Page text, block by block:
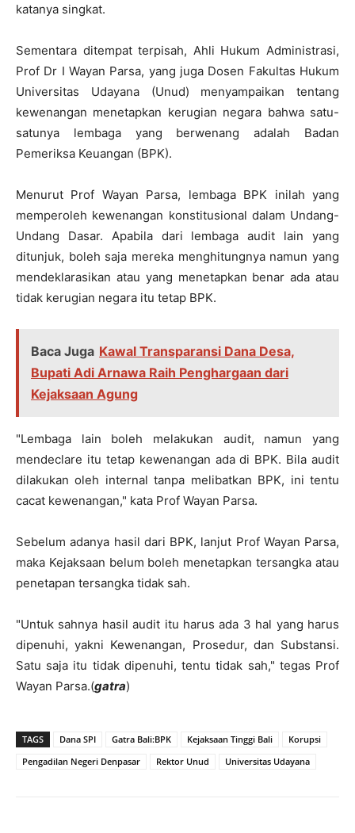
katanya singkat.
Sementara ditempat terpisah, Ahli Hukum Administrasi,
Prof Dr I Wayan Parsa, yang juga Dosen Fakultas Hukum
Universitas Udayana (Unud) menyampaikan tentang
kewenangan menetapkan kerugian negara bahwa satu-
satunya lembaga yang berwenang adalah Badan
Pemeriksa Keuangan (BPK).
Menurut Prof Wayan Parsa, lembaga BPK inilah yang
memperoleh kewenangan konstitusional dalam Undang-
Undang Dasar. Apabila dari lembaga audit lain yang
ditunjuk, boleh saja mereka menghitungnya namun yang
mendeklarasikan atau yang menetapkan benar ada atau
tidak kerugian negara itu tetap BPK.
Baca Juga Kawal Transparansi Dana Desa,
Bupati Adi Arnawa Raih Penghargaan dari
Kejaksaan Agung
"Lembaga lain boleh melakukan audit, namun yang
mendeclare itu tetap kewenangan ada di BPK. Bila audit
dilakukan oleh internal tanpa melibatkan BPK, ini tentu
cacat kewenangan," kata Prof Wayan Parsa.
Sebelum adanya hasil dari BPK, lanjut Prof Wayan Parsa,
maka Kejaksaan belum boleh menetapkan tersangka atau
penetapan tersangka tidak sah.
"Untuk sahnya hasil audit itu harus ada 3 hal yang harus
dipenuhi, yakni Kewenangan, Prosedur, dan Substansi.
Satu saja itu tidak dipenuhi, tentu tidak sah," tegas Prof
Wayan Parsa.(gatra)
TAGS Dana SPI Gatra Bali:BPK Kejaksaan Tinggi Bali
Korupsi
Pengadilan Negeri Denpasar
Rektor Unud Universitas Udayana